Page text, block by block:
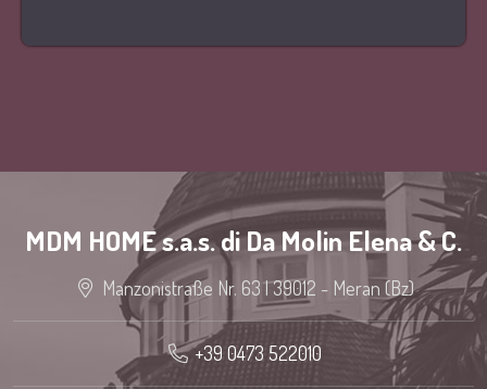
MDM HOME s.a.s. di Da Molin Elena & C.
Manzonistraße Nr. 63 | 39012 - Meran (Bz)
+39 0473 522010